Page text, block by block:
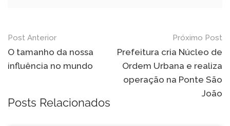
Navegação
de
Post
Post Anterior
O tamanho da nossa
influência no mundo
Próximo Post
Prefeitura cria Núcleo de
Ordem Urbana e realiza
operação na Ponte São
João
Posts Relacionados